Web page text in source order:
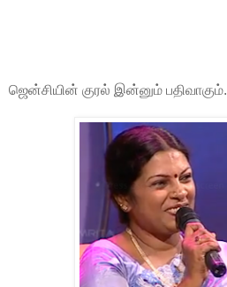
ஜென்சியின் குரல் இன்னும் பதிவாகும்.